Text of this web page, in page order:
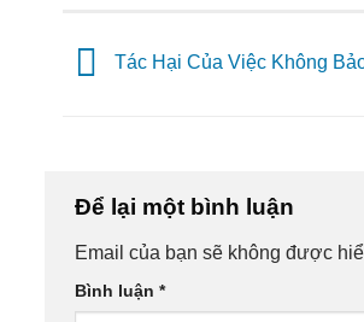
Tác Hại Của Việc Không
Để lại một bình luận
Email của bạn sẽ không được
Bình luận *